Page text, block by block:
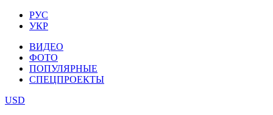
РУС
УКР
ВИДЕО
ФОТО
ПОПУЛЯРНЫЕ
СПЕЦПРОЕКТЫ
USD